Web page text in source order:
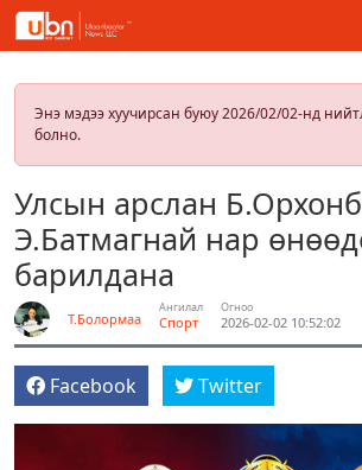
Энэ мэдээ хуучирсан буюу 2026/02/02-нд
болно.
Улсын арслан
Э.Батмагнай нар
барилдана
Т.Болормаа
Ангилал
Спорт
Огноо
2026-02-02 10:52:02
Facebook Twitter